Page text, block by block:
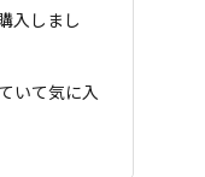
オイテンジク
ット果実油、
ナイト、イヌ
ュラ手づみロ
入しまし
いて気に入
ったのでオ